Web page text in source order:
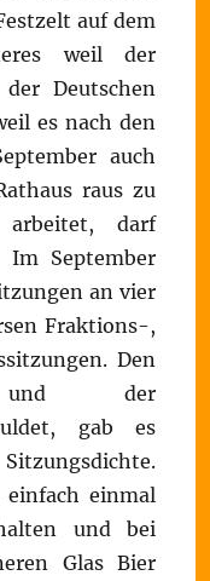
auf dem
weil der
Deutschen
es nach den
auch
raus zu
darf
Im September
an vier
Fraktions-,
Den
und der
gab es
einfach einmal
und bei
Glas Bier